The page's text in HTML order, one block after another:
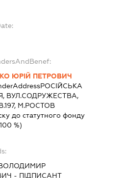
ЮРІЙ ПЕТРОВИЧ
РОСІЙСЬКА
ВУЛ.СОДРУЖЕСТВА,
М.РОСТОВ
до статутного фонду
%)
ВОЛОДИМИР
- ПІДПИСАНТ